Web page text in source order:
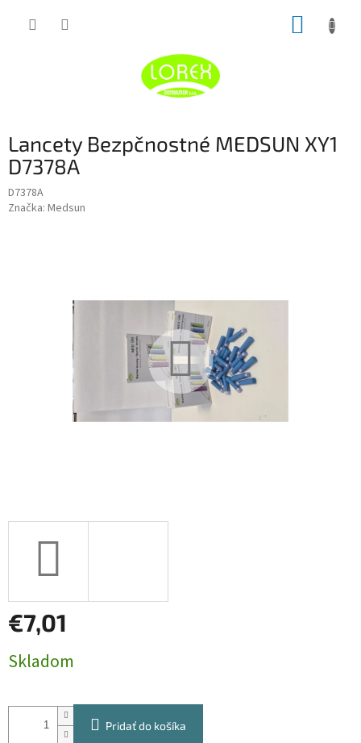
Lancety Bezpčnostné MEDSUN XY1
D7378A
D7378A
Značka: Medsun
€7,01
cena:
Skladom
Pridať do košíka